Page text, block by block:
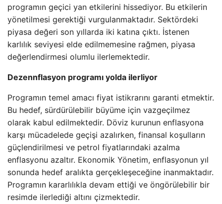
programın geçici yan etkilerini hissediyor. Bu etkilerin
yönetilmesi gerektiği vurgulanmaktadır. Sektördeki
piyasa değeri son yıllarda iki katına çıktı. İstenen
karlılık seviyesi elde edilmemesine rağmen, piyasa
değerlendirmesi olumlu ilerlemektedir.
Dezennflasyon programı yolda ilerliyor
Programın temel amacı fiyat istikrarını garanti etmektir.
Bu hedef, sürdürülebilir büyüme için vazgeçilmez
olarak kabul edilmektedir. Döviz kurunun enflasyona
karşı mücadelede geçişi azalırken, finansal koşulların
güçlendirilmesi ve petrol fiyatlarındaki azalma
enflasyonu azaltır. Ekonomik Yönetim, enflasyonun yıl
sonunda hedef aralıkta gerçekleşeceğine inanmaktadır.
Programın kararlılıkla devam ettiği ve öngörülebilir bir
resimde ilerlediği altını çizmektedir.